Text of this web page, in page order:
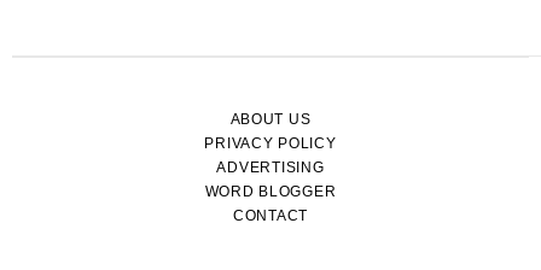
ABOUT US
PRIVACY POLICY
ADVERTISING
WORD BLOGGER
CONTACT